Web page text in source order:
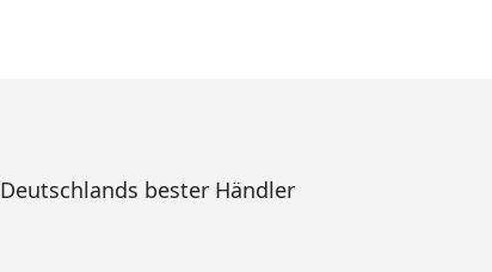
Deutschlands bester Händler